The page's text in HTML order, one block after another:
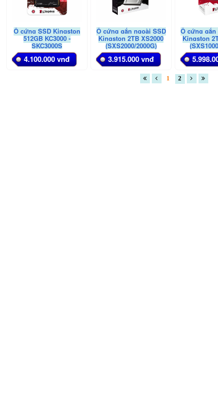
Ổ cứng SSD Kingston
512GB KC3000 -
SKC3000S
4.100.000 vnđ
Ổ cứng gắn ngoài SSD
Kingston 2TB XS2000
(SXS2000/2000G)
3.915.000 vnđ
Ổ cứng gắn
Kingston
1 2